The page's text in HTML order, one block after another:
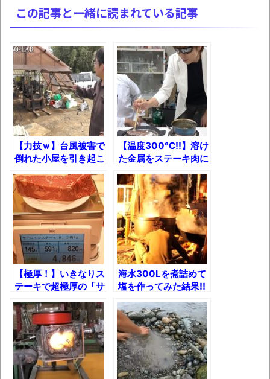
マケイン9巻＆アニメ公式ガイド感想
独学で挑んだ2026年二級建築士学科試験結
果速報（仮）
体験談：仕事で同じビルの中に入っている
グループ会社の嫁子 [ほのぼの]
葉月つばさちゃん、昔から見てるんだけど
かなりお姉さんになったね
壊れたエアコンと歌えないボク
バージョンアップ情報更新 AOMEI
Backupper Standard 8.3.0 などバージョンア
ップ
高嶋ちさ子、ダウン症の姉が暴行事件！事
件の一部始終と衝撃の結末
【呆然】北海道旅行ワイ「ウニイクラ丼特
盛で食うぞ！！！うおおおおおおお
お！！！！！」→結
果･････････････････････････････
【動画】カニ、ちょっかい出してきた陰に
ブチギレ
この記事と一緒に読まれている記事
【力技ｗ】台風被害で
倒れた小屋を引き起こ
してみる(/・ω・)/
【温度300℃!!】溶け
た金属をステーキ肉に
かけて食べてみた結果
【米村でんじろう
SP】
【極厚！】いきなりス
テーキで超極厚の「サ
ーロイン591g+ハン
バーグ150g」を清水
の舞台から飛び降りる
つもりで食べて来た！
海水300Lを煮詰めて
塩を作ってみた結果!!